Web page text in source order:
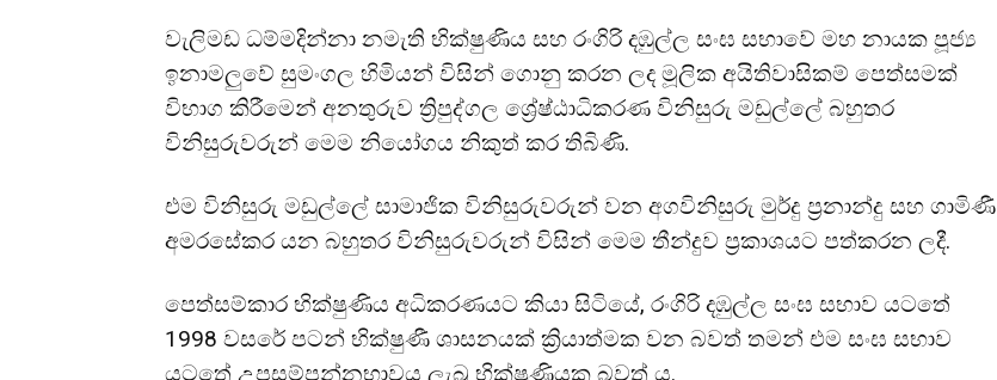
වැලිමඩ ධම්මදින්නා නමැති භික්ෂුණිය සහ රංගිරි දඹුල්ල සංඝ සභාවේ මහ නායක පූජ්‍ය
ඉනාමලුවේ සුමංගල හිමියන් විසින් ගොනු කරන ලද මූලික අයිතිවාසිකම් පෙත්සමක්
විභාග කිරීමෙන් අනතුරුව ත්‍රිපුද්ගල ශ්‍රේෂ්ඨාධිකරණ විනිසුරු මඩුල්ලේ බහුතර
විනිසුරුවරුන් මෙම නියෝගය නිකුත් කර තිබිණි.
එම විනිසුරු මඩුල්ලේ සාමාජික විනිසුරුවරුන් වන අගවිනිසුරු මුර්දු ප්‍රනාන්දු සහ ගාමිණී
අමරසේකර යන බහුතර විනිසුරුවරුන් විසින් මෙම තීන්දුව ප්‍රකාශයට පත්කරන ලදී.
පෙත්සම්කාර භික්ෂුණිය අධිකරණයට කියා සිටියේ, රංගිරි දඹුල්ල සංඝ සභාව යටතේ
1998 වසරේ පටන් භික්ෂුණී ශාසනයක් ක්‍රියාත්මක වන බවත් තමන් එම සංඝ සභාව
යටතේ උපසම්පන්නභාවය ලැබූ භික්ෂුණියක බවත් ය.